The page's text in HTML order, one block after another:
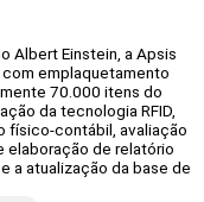
Albert Einstein, a Apsis
emplaquetamento
70.000 itens do
da tecnologia RFID,
físico-contábil, avaliação
elaboração de relatório
a atualização da base de